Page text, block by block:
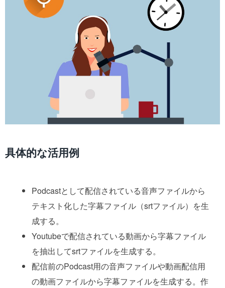
具体的な活用例
Podcastとして配信されている音声ファイルから
テキスト化した字幕ファイル（srtファイル）を生
成する。
Youtubeで配信されている動画から字幕ファイル
を抽出してsrtファイルを生成する。
配信前のPodcast用の音声ファイルや動画配信用
の動画ファイルから字幕ファイルを生成する。作